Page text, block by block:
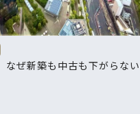
ぜ新築も中古も下がらない